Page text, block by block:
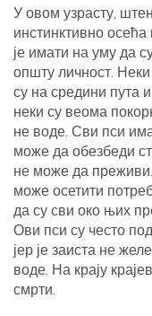
У овом узрасту,
инстинктивно
је имати на уму да
општу личност.
су на средини пута
неки су веома
не воде. Сви пси
може да обезбеди
не може да преживи.
може осетити
да су сви око њих
Ови пси су често
јер је заиста не
воде. На крају
смрти.